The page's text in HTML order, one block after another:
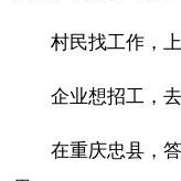
村民找工作，
企业想招工，
在重庆忠县，